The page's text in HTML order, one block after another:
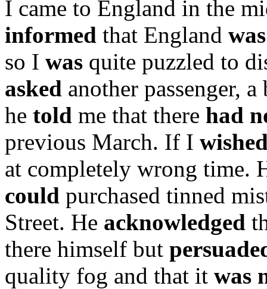
I came to England in the
informed that England was
so I was quite puzzled to
asked another passenger,
he told me that there had
previous March. If I
at completely wrong time.
could purchased tinned
Street. He acknowledged
there himself but
quality fog and that it was